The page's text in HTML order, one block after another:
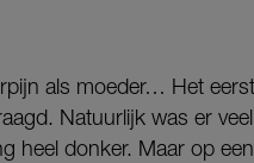
als moeder… Het
Natuurlijk was er
heel donker. Maar op